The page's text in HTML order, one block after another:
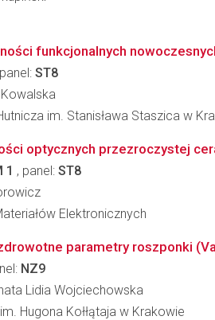
funkcjonalnych
ST8
im. Stanisława Staszica w
optycznych przezroczystej
1 , panel: ST8
Elektronicznych
parametry roszponki
NZ9
Lidia Wojciechowska
Hugona Kołłątaja w Krakowie